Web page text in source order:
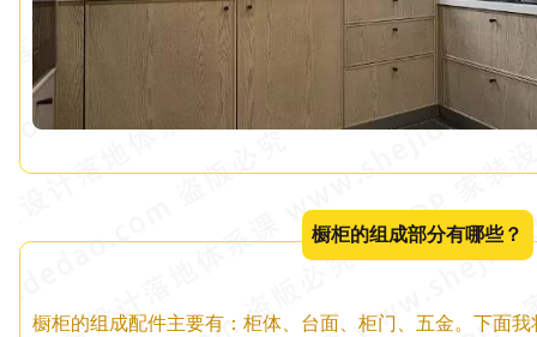
橱柜的组成部分有哪些？
橱柜的组成配件主要有：柜体、台面、柜门、五金。下面